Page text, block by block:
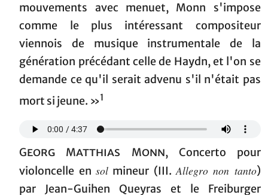
mouvements avec menuet, Monn s'impose
comme le plus intéressant compositeur
viennois de musique instrumentale de la
génération précédant celle de Haydn, et l'on se
demande ce qu'il serait advenu s'il n'était pas
mort si jeune. »1
Georg Matthias Monn, Concerto pour
violoncelle ensol mineur (III.Allegro non tanto)
par Jean-Guihen Queyras et le Freiburger